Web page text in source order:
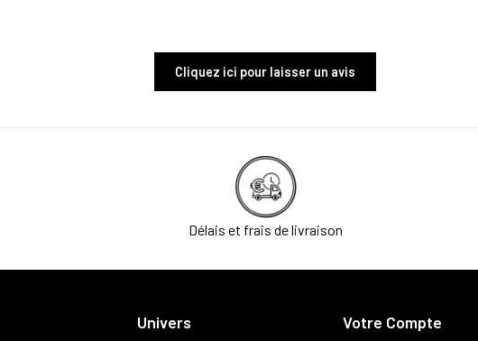
Cliquez ici pour laisser un avis
Délais et frais de livraison
Univers Votre Compte